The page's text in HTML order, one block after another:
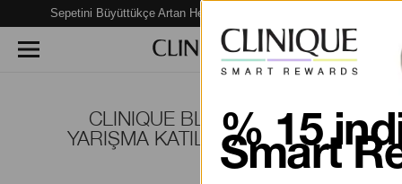
Sepetini Büyüttükçe Artan Hediye Fırsatları Seni Bekliyor!
CLINIQUE BLACK HONEY
YARIŞMA KATILIM KOŞULLARI
% 15
Smart